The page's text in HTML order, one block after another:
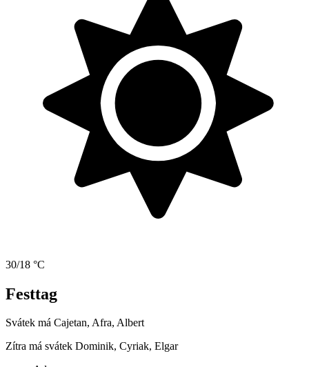
30/18 °C
Festtag
Svátek má Cajetan, Afra, Albert
Zítra má svátek Dominik, Cyriak, Elgar